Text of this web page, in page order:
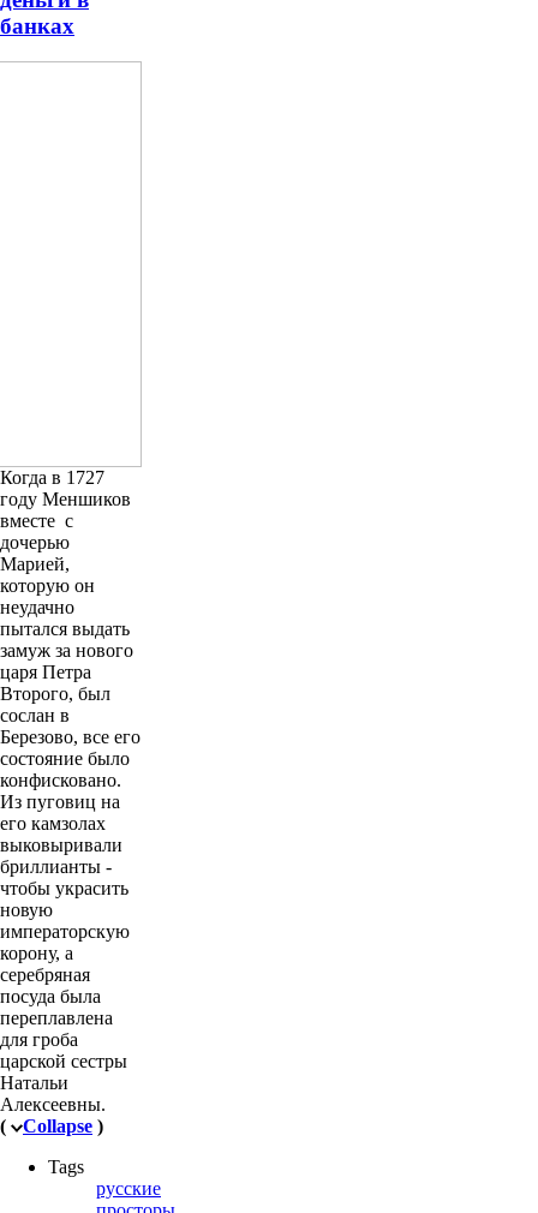
банках
Когда в 1727
году Меншиков
вместе с
дочерью
Марией,
которую он
неудачно
пытался выдать
замуж за нового
царя Петра
Второго, был
сослан в
Березово, все его
состояние было
конфисковано.
Из пуговиц на
его камзолах
выковыривали
бриллианты -
чтобы украсить
новую
императорскую
корону, а
серебряная
посуда была
переплавлена
для гроба
царской сестры
Натальи
Алексеевны.
(
Collapse )
Tags
русские